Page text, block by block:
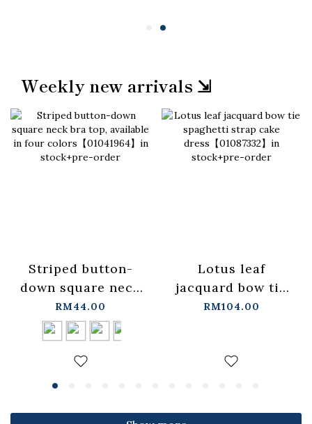
Weekly new arrivals ⇲
Striped button-
down square neck
bra top, available
in four
colors【01041964】
in stock+pre-order
RM44.00
Lotus leaf
jacquard bow tie
spaghetti strap
in stock+pre-order
RM104.00